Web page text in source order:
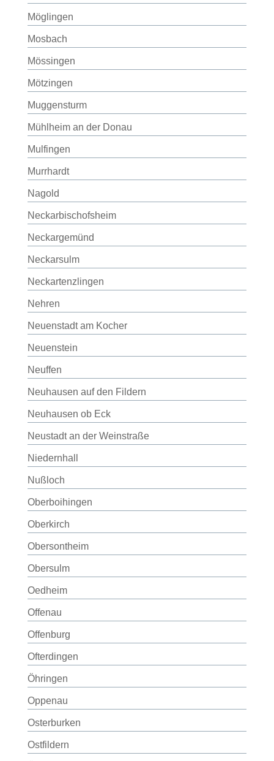
Möglingen
Mosbach
Mössingen
Mötzingen
Muggensturm
Mühlheim an der Donau
Mulfingen
Murrhardt
Nagold
Neckarbischofsheim
Neckargemünd
Neckarsulm
Neckartenzlingen
Nehren
Neuenstadt am Kocher
Neuenstein
Neuffen
Neuhausen auf den Fildern
Neuhausen ob Eck
Neustadt an der Weinstraße
Niedernhall
Nußloch
Oberboihingen
Oberkirch
Obersontheim
Obersulm
Oedheim
Offenau
Offenburg
Ofterdingen
Öhringen
Oppenau
Osterburken
Ostfildern